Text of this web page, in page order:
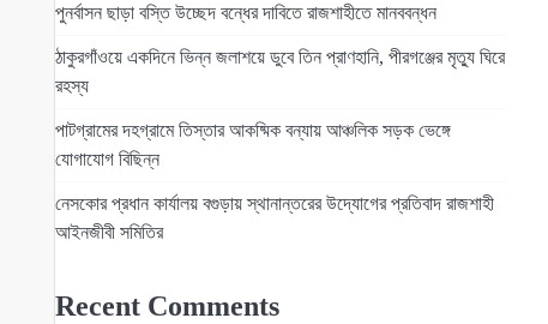
পুনর্বাসন ছাড়া বস্তি উচ্ছেদ বন্ধের দাবিতে রাজশাহীতে মানববন্ধন
ঠাকুরগাঁওয়ে একদিনে ভিন্ন জলাশয়ে ডুবে তিন প্রাণহানি, পীরগঞ্জের মৃত্যু ঘিরে
রহস্য
পাটগ্রামের দহগ্রামে তিস্তার আকষ্মিক বন্যায় আঞ্চলিক সড়ক ভেঙ্গে
যোগাযোগ বিছিন্ন
নেসকোর প্রধান কার্যালয় বগুড়ায় স্থানান্তরের উদ্যোগের প্রতিবাদ রাজশাহী
আইনজীবী সমিতির
Recent Comments